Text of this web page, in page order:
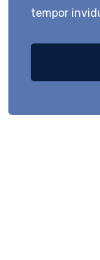
tempor